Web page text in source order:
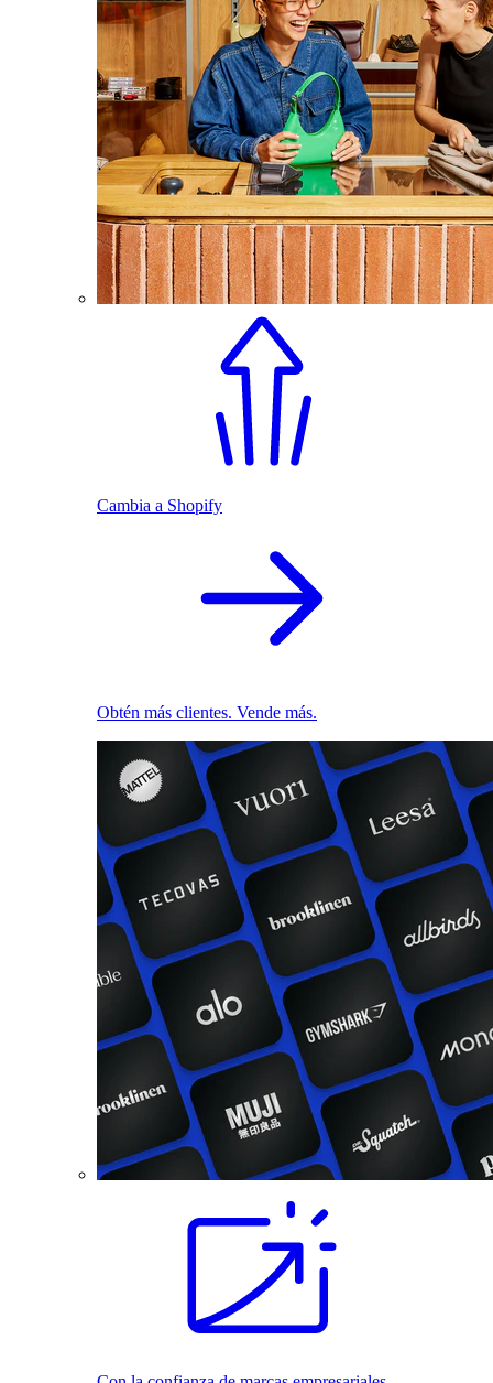
Cambia a Shopify
Obtén más clientes. Vende más.